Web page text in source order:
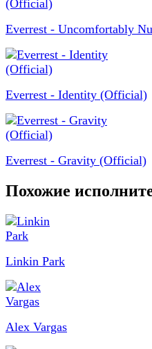
Everrest - Uncomfortably
Everrest - Identity (Official)
Everrest - Gravity (Official)
Похожие
Linkin Park
Alex Vargas